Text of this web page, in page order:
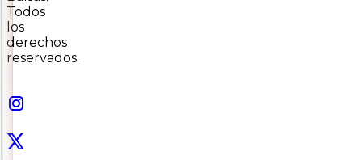
Todos
los
derechos
reservados.